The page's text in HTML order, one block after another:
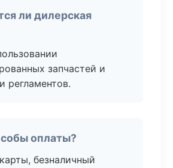
ли дилерская
запчастей и
регламентов.
оплаты?
безналичный